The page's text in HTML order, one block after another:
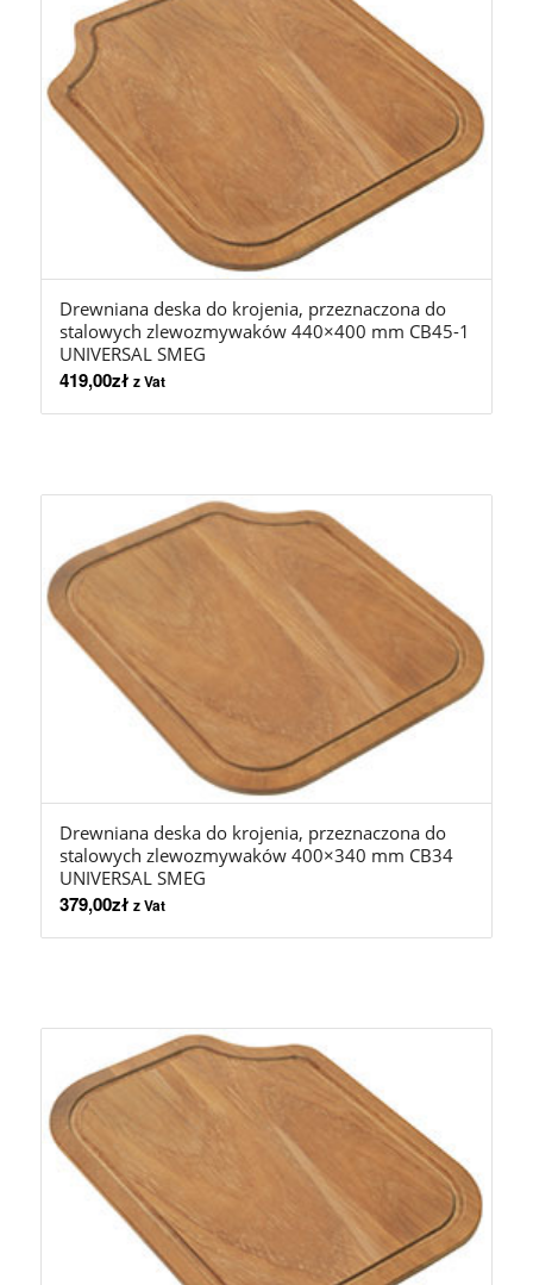
Drewniana deska do krojenia, przeznaczona do
stalowych zlewozmywaków 440×400 mm CB45-1
UNIVERSAL SMEG
419,00zł z Vat
Drewniana deska do krojenia, przeznaczona do
stalowych zlewozmywaków 400×340 mm CB34
UNIVERSAL SMEG
379,00zł z Vat